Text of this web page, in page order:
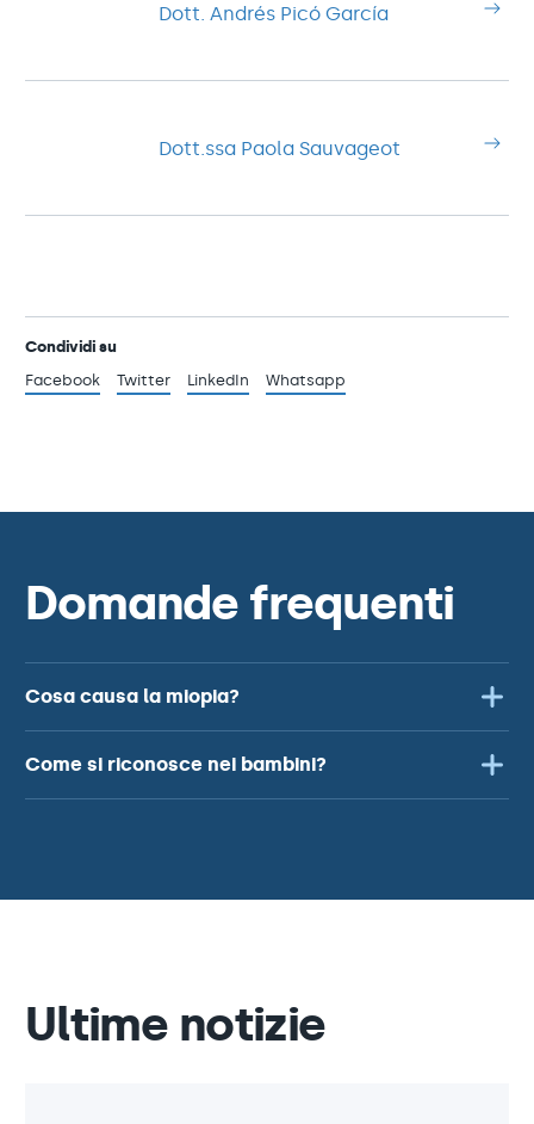
Dott. Andrés Picó García
Dott.ssa Paola Sauvageot
Condividi su
Facebook
Twitter LinkedIn Whatsapp
Domande frequenti
Cosa causa la miopia?
Come si riconosce nei bambini?
Ultime notizie